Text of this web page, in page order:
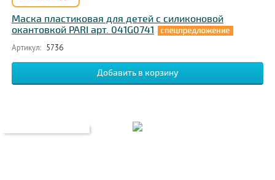
Маска пластиковая для детей с силиконовой
окантовкой PARI арт. 041G0741
Артикул: 5736